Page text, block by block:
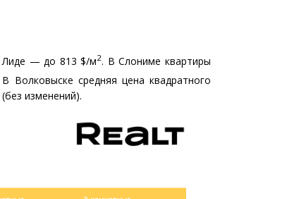
Лиде — до 813 $/м2. В Слониме квартиры
Волковыске средняя цена квадратного
(без изменений).